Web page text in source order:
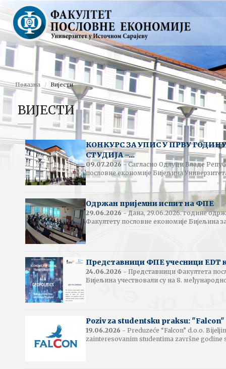
Полазна Вијести
ВИЈЕСТИ
КОНКУРС ЗА УПИС У ПРВУ
СТУДИЈА –...
09.07.2026 - Сагласно Одлуци Владе
пословне економије Бијељина
Одржан пријемни испит на ФПЕ
29.06.2026 - Дана, 29.06.2026. године
Факултету пословне економије Бијељина
Представници ФПЕ учесници EDT
24.06.2026 - Представници Факултета
Бијељина учествовали су на 8.
Poziv za studentsku praksu:
19.06.2026 - Preduzeće “Falcon” d.o.o.
zainteresovanim studentima završne godine